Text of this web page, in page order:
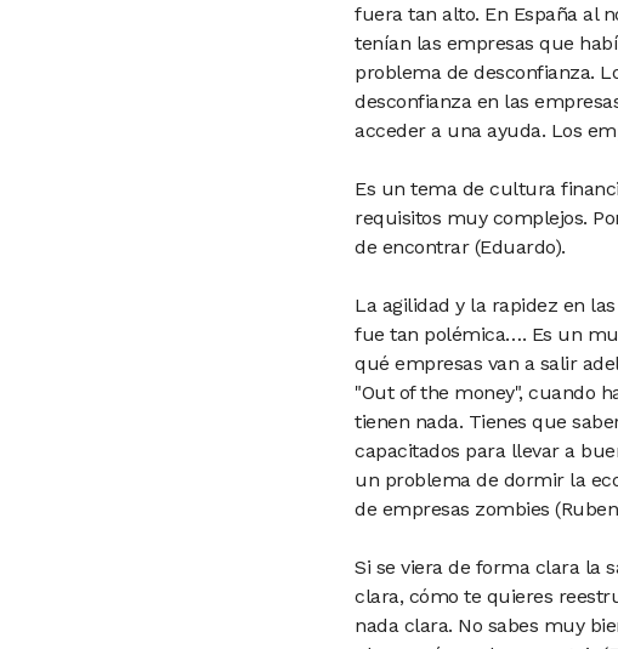
fuera tan alto. En España al
tenían las empresas que
problema de desconfianza.
desconfianza en las
acceder a una ayuda. Los
Es un tema de cultura
requisitos muy complejos.
de encontrar (Eduardo).
La agilidad y la rapidez en
fue tan polémica…. Es un
qué empresas van a salir
"Out of the money", cuando
tienen nada. Tienes que
capacitados para llevar a
un problema de dormir la
de empresas zombies
Si se viera de forma clara la
clara, cómo te quieres
nada clara. No sabes muy